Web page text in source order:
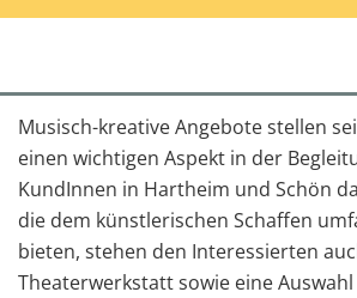
Musisch-kreative Angebote stellen
einen wichtigen Aspekt in der
KundInnen in Hartheim und Schön
die dem künstlerischen Schaffen
bieten, stehen den Interessierten
Theaterwerkstatt sowie eine